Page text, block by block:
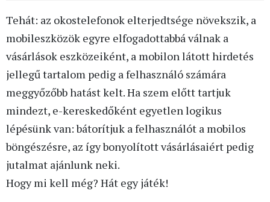
Tehát: az okostelefonok elterjedtsége növekszik, a
mobileszközök egyre elfogadottabbá válnak a
vásárlások eszközeiként, a mobilon látott hirdetés
jellegű tartalom pedig a felhasználó számára
meggyőzőbb hatást kelt. Ha szem előtt tartjuk
mindezt, e-kereskedőként egyetlen logikus
lépésünk van: bátorítjuk a felhasználót a mobilos
böngészésre, az így bonyolított vásárlásaiért pedig
jutalmat ajánlunk neki.
Hogy mi kell még? Hát egy játék!